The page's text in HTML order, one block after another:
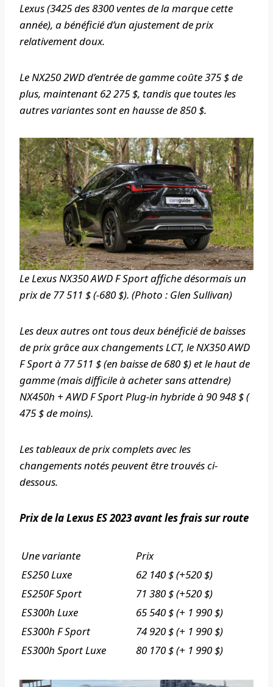
Lexus (3425 des 8300 ventes de la marque cette
année), a bénéficié d’un ajustement de prix
relativement doux.
Le NX250 2WD d’entrée de gamme coûte 375 $ de
plus, maintenant 62 275 $, tandis que toutes les
autres variantes sont en hausse de 850 $.
Le Lexus NX350 AWD F Sport affiche désormais un
prix de 77 511 $ (-680 $). (Photo : Glen Sullivan)
Les deux autres ont tous deux bénéficié de baisses
de prix grâce aux changements LCT, le NX350 AWD
F Sport à 77 511 $ (en baisse de 680 $) et le haut de
gamme (mais difficile à acheter sans attendre)
NX450h + AWD F Sport Plug-in hybride à 90 948 $ (
475 $ de moins).
Les tableaux de prix complets avec les
changements notés peuvent être trouvés ci-
dessous.
Prix ​​de la Lexus ES 2023 avant les frais sur route
Une variante
Prix
ES250 Luxe
62 140 $ (+520 $)
ES250F Sport
71 380 $ (+520 $)
ES300h Luxe
65 540 $ (+ 1 990 $)
ES300h F Sport
74 920 $ (+ 1 990 $)
ES300h Sport Luxe
80 170 $ (+ 1 990 $)